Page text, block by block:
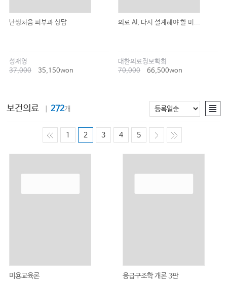
난생처음 피부과 상담
성재영
37,000
35,150won
의료 AI, 다시 설계해야 할 미...
대한의료정보학회
70,000
66,500won
보건의료 ｜272개
1 2 3 4 5
미용교육론 응급구조학 개론 3판